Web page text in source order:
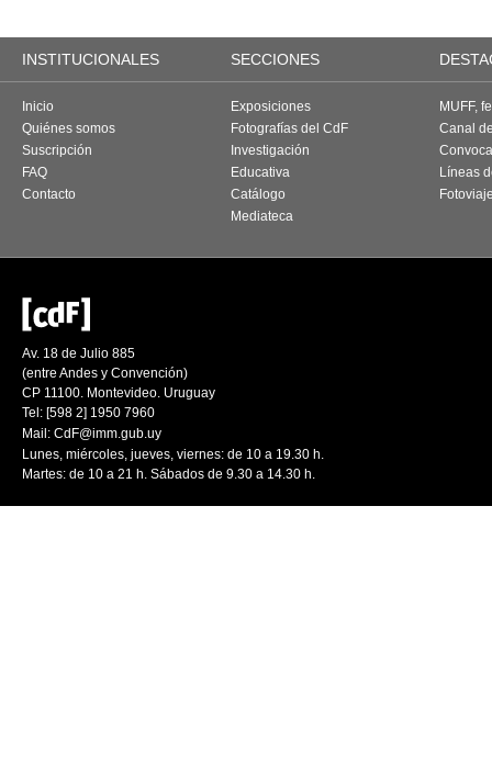
INSTITUCIONALES SECCIONES
Inicio
Quiénes somos
Suscripción
FAQ
Contacto
Exposiciones
Fotografías del CdF
Investigación
Educativa
Catálogo
Mediateca
MUFF,
Canal
Líneas
Av. 18 de Julio 885
(entre Andes y Convención)
CP 11100. Montevideo. Uruguay
Tel: [598 2] 1950 7960
Mail: CdF@imm.gub.uy
Lunes, miércoles, jueves, viernes: de 10 a 19.30 h.
Martes: de 10 a 21 h. Sábados de 9.30 a 14.30 h.